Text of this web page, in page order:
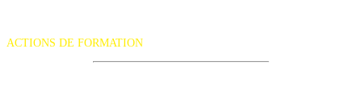
ACTIONS DE FORMATION